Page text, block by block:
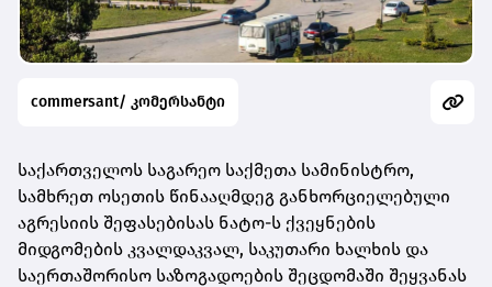
commersant/ კომერსანტი
საქართველოს საგარეო საქმეთა სამინისტრო,
სამხრეთ ოსეთის წინააღმდეგ განხორციელებული
აგრესიის შეფასებისას ნატო-ს ქვეყნების
მიდგომების კვალდაკვალ, საკუთარი ხალხის და
საერთაშორისო საზოგადოების შეცდომაში შეყვანას